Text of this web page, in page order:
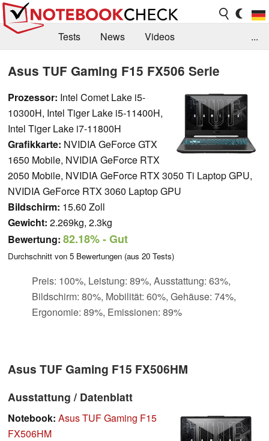
Tests News
Videos
Forum
...
Asus TUF Gaming F15 FX506 Serie
Prozessor: Intel Comet Lake i5-
10300H, Intel Tiger Lake i5-11400H,
Intel Tiger Lake i7-11800H
Grafikkarte: NVIDIA GeForce GTX
1650 Mobile, NVIDIA GeForce RTX
2050 Mobile, NVIDIA GeForce RTX 3050 Ti Laptop GPU,
NVIDIA GeForce RTX 3060 Laptop GPU
Bildschirm: 15.60 Zoll
Gewicht: 2.269kg, 2.3kg
Bewertung: 82.18%- Gut
Durchschnitt von 5 Bewertungen (aus 20 Tests)
Preis: 100%, Leistung: 89%, Ausstattung: 63%,
Bildschirm: 80%, Mobilität: 60%, Gehäuse: 74%,
Ergonomie: 89%, Emissionen: 89%
Asus TUF Gaming F15 FX506HM
Ausstattung / Datenblatt
Notebook: Asus TUF Gaming F15
FX506HM